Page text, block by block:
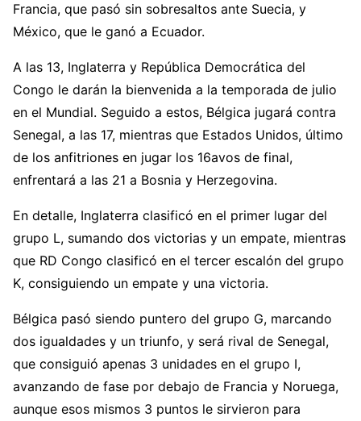
Francia, que pasó sin sobresaltos ante Suecia, y
México, que le ganó a Ecuador.
A las 13, Inglaterra y República Democrática del
Congo le darán la bienvenida a la temporada de julio
en el Mundial. Seguido a estos, Bélgica jugará contra
Senegal, a las 17, mientras que Estados Unidos, último
de los anfitriones en jugar los 16avos de final,
enfrentará a las 21 a Bosnia y Herzegovina.
En detalle, Inglaterra clasificó en el primer lugar del
grupo L, sumando dos victorias y un empate, mientras
que RD Congo clasificó en el tercer escalón del grupo
K, consiguiendo un empate y una victoria.
Bélgica pasó siendo puntero del grupo G, marcando
dos igualdades y un triunfo, y será rival de Senegal,
que consiguió apenas 3 unidades en el grupo I,
avanzando de fase por debajo de Francia y Noruega,
aunque esos mismos 3 puntos le sirvieron para